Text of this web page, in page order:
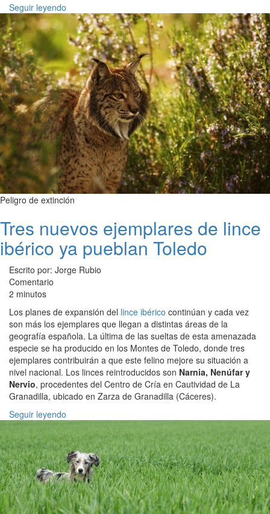
Seguir leyendo
Peligro de extinción
Tres nuevos ejemplares de lince
ibérico ya pueblan Toledo
Escrito por: Jorge Rubio
Comentario
2 minutos
Los planes de expansión del lince ibérico continúan y cada vez
son más los ejemplares que llegan a distintas áreas de la
geografía española. La última de las sueltas de esta amenazada
especie se ha producido en los Montes de Toledo, donde tres
ejemplares contribuirán a que este felino mejore su situación a
nivel nacional. Los linces reintroducidos son Narnia, Nenúfar y
Nervio, procedentes del Centro de Cría en Cautividad de La
Granadilla, ubicado en Zarza de Granadilla (Cáceres).
Seguir leyendo